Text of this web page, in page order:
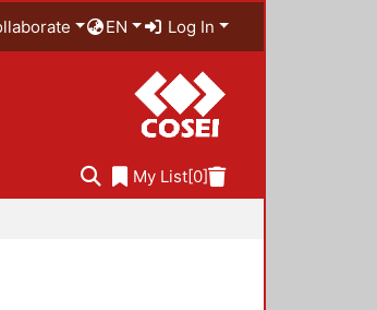
EN Log In
My List[0]